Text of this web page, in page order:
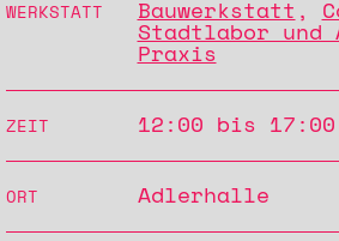
WERKSTATT Bauwerkstatt ,
Stadtlabor und
Praxis
ZEIT 12:00 bis 17:00
ORT Adlerhalle